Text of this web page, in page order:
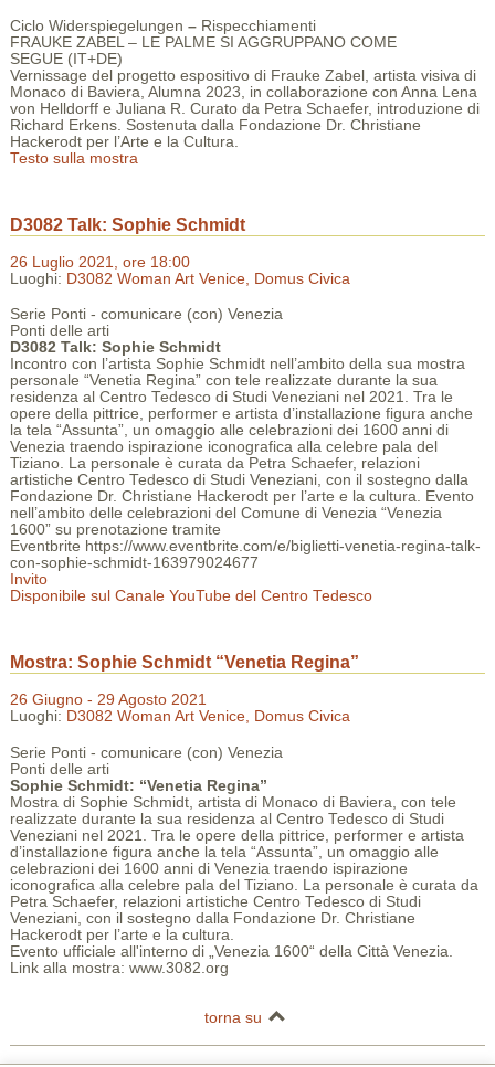
Ciclo Widerspiegelungen –Rispecchiamenti
FRAUKE ZABEL – LE PALME SI AGGRUPPANO COME
SEGUE (IT+DE)
Vernissage del progetto espositivo di Frauke Zabel, artista visiva di
Monaco di Baviera, Alumna 2023, in collaborazione con Anna Lena
von Helldorff e Juliana R. Curato da Petra Schaefer, introduzione di
Richard Erkens. Sostenuta dalla Fondazione Dr. Christiane
Hackerodt per l’Arte e la Cultura.
Testo sulla mostra
D3082 Talk: Sophie Schmidt
26 Luglio 2021, ore 18:00
Luoghi: D3082 Woman Art Venice, Domus Civica
Serie Ponti - comunicare (con) Venezia
Ponti delle arti
D3082 Talk: Sophie Schmidt
Incontro con l’artista Sophie Schmidt nell’ambito della sua mostra
personale “Venetia Regina” con tele realizzate durante la sua
residenza al Centro Tedesco di Studi Veneziani nel 2021. Tra le
opere della pittrice, performer e artista d’installazione figura anche
la tela “Assunta”, un omaggio alle celebrazioni dei 1600 anni di
Venezia traendo ispirazione iconografica alla celebre pala del
Tiziano. La personale è curata da Petra Schaefer, relazioni
artistiche Centro Tedesco di Studi Veneziani, con il sostegno dalla
Fondazione Dr. Christiane Hackerodt per l’arte e la cultura. Evento
nell’ambito delle celebrazioni del Comune di Venezia “Venezia
1600” su prenotazione tramite
Eventbrite https://www.eventbrite.com/e/biglietti-venetia-regina-talk-
con-sophie-schmidt-163979024677
Invito
Disponibile sul Canale YouTube del Centro Tedesco
Mostra: Sophie Schmidt “Venetia Regina”
26 Giugno - 29 Agosto 2021
Luoghi: D3082 Woman Art Venice, Domus Civica
Serie Ponti - comunicare (con) Venezia
Ponti delle arti
Sophie Schmidt: “Venetia Regina”
Mostra di Sophie Schmidt, artista di Monaco di Baviera, con tele
realizzate durante la sua residenza al Centro Tedesco di Studi
Veneziani nel 2021. Tra le opere della pittrice, performer e artista
d’installazione figura anche la tela “Assunta”, un omaggio alle
celebrazioni dei 1600 anni di Venezia traendo ispirazione
iconografica alla celebre pala del Tiziano. La personale è curata da
Petra Schaefer, relazioni artistiche Centro Tedesco di Studi
Veneziani, con il sostegno dalla Fondazione Dr. Christiane
Hackerodt per l’arte e la cultura.
Evento ufficiale all'interno di „Venezia 1600“ della Città Venezia.
Link alla mostra: www.3082.org
torna su